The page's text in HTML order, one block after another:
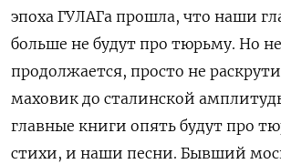
эпоха ГУЛАГа прошла, что наши
больше не будут про тюрьму. Но
продолжается, просто не
маховик до сталинской
главные книги опять будут про
стихи, и наши песни. Бывший